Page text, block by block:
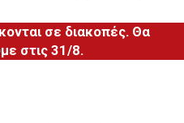
σε διακοπές. Θα
στις 31/8.